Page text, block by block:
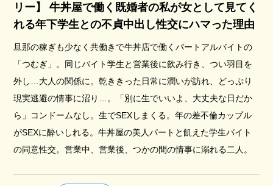
リー】 牛丼屋で働く既婚者の私が女として見てく
れる年下学生との不貞中出し性交にハマった理由
旦那の稼ぎも少なく共働きで牛丼店で働くパートアルバイトの
「つむぎ」。同じバイト学生と営業後に飲み行き、つい羽目を
外し…大人の関係に。乾ききった日常に潤いが訪れ、どっぷり
現実逃避の情事に沼り…。「別に生でいいよ、大丈夫な日だか
ら」コンドームなし。生でSEXしまくる。年の差不倫カップル
がSEXに酔いしれる。牛丼屋の美人パートと飢えた学生バイト
の同意性交。営業中、営業後、つかの間の情事に溺れる二人。